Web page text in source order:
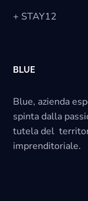
+ STAY12
BLUE
Blue, azienda
spinta dalla
tutela del
imprenditoriale.